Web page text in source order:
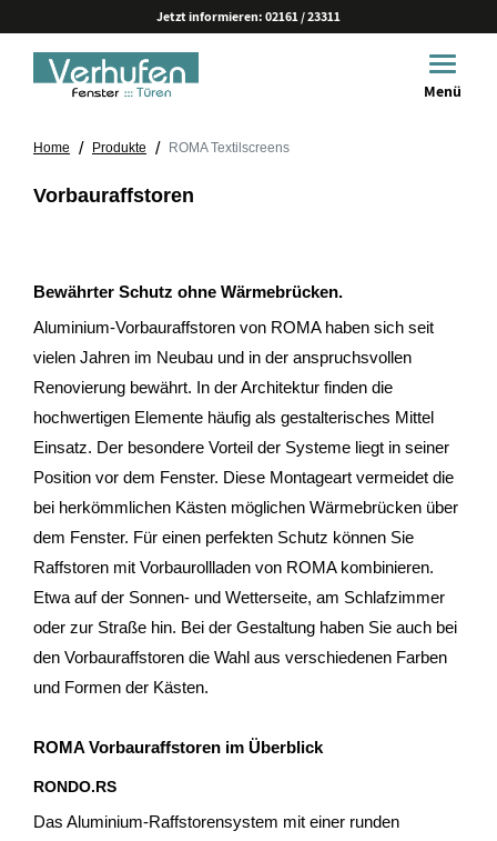
Jetzt informieren: 02161 / 23311
Menü
Home / Produkte / ROMA Textilscreens
Vorbauraffstoren
Bewährter Schutz ohne Wärmebrücken.
Aluminium-Vorbauraffstoren von ROMA haben sich seit
vielen Jahren im Neubau und in der anspruchsvollen
Renovierung bewährt. In der Architektur finden die
hochwertigen Elemente häufig als gestalterisches Mittel
Einsatz. Der besondere Vorteil der Systeme liegt in seiner
Position vor dem Fenster. Diese Montageart vermeidet die
bei herkömmlichen Kästen möglichen Wärmebrücken über
dem Fenster. Für einen perfekten Schutz können Sie
Raffstoren mit Vorbaurollladen von ROMA kombinieren.
Etwa auf der Sonnen- und Wetterseite, am Schlafzimmer
oder zur Straße hin. Bei der Gestaltung haben Sie auch bei
den Vorbauraffstoren die Wahl aus verschiedenen Farben
und Formen der Kästen.
ROMA Vorbauraffstoren im Überblick
RONDO.RS
Das Aluminium-Raffstorensystem mit einer runden